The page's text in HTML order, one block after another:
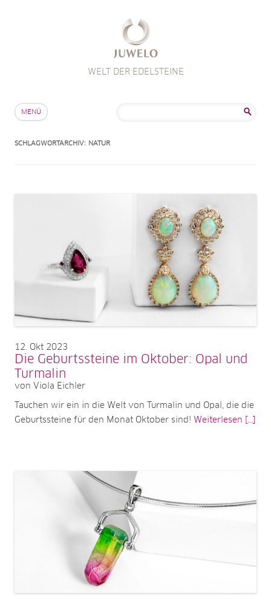
WELT DER EDELSTEINE
MENÜ
SCHLAGWORTARCHIV: NATUR
12 Okt 2023
Die Geburtssteine im Oktober: Opal und
Turmalin
von Viola Eichler
Tauchen wir ein in die Welt von Turmalin und Opal, die die
Geburtssteine für den Monat Oktober sind! Weiterlesen [...]